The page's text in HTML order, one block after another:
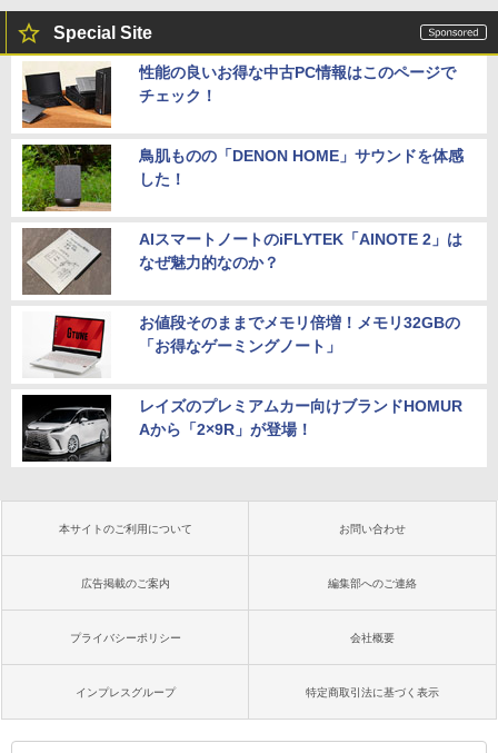
Special Site
性能の良いお得な中古PC情報はこのページで
チェック！
鳥肌ものの「DENON HOME」サウンドを体感
した！
AIスマートノートのiFLYTEK「AINOTE 2」は
なぜ魅力的なのか？
お値段そのままでメモリ倍増！メモリ32GBの
「お得なゲーミングノート」
レイズのプレミアムカー向けブランドHOMUR
Aから「2×9R」が登場！
本サイトのご利用について お問い合わせ
広告掲載のご案内 編集部へのご連絡
プライバシーポリシー 会社概要
インプレスグループ 特定商取引法に基づく表示